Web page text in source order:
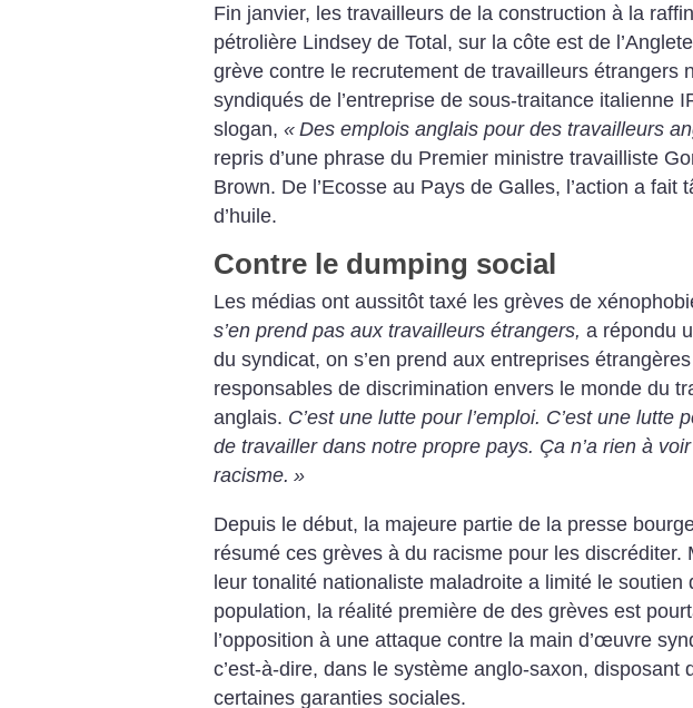
Fin janvier, les travailleurs de la construction à la
pétrolière Lindsey de Total, sur la côte est de
grève contre le recrutement de travailleurs étrangers
syndiqués de l’entreprise de sous-traitance italienne
slogan, « Des emplois anglais pour des travailleurs
repris d’une phrase du Premier ministre travailliste
Brown. De l’Ecosse au Pays de Galles, l’action a fait
d’huile.
Contre le dumping social
Les médias ont aussitôt taxé les grèves de
s’en prend pas aux travailleurs étrangers, a répondu
du syndicat, on s’en prend aux entreprises étrangères
responsables de discrimination envers le monde du
anglais. C’est une lutte pour l’emploi. C’est une lutte
de travailler dans notre propre pays. Ça n’a rien à
racisme. »
Depuis le début, la majeure partie de la presse
résumé ces grèves à du racisme pour les discréditer.
leur tonalité nationaliste maladroite a limité le soutien
population, la réalité première de des grèves est
l’opposition à une attaque contre la main d’œuvre
c’est-à-dire, dans le système anglo-saxon, disposant
certaines garanties sociales.